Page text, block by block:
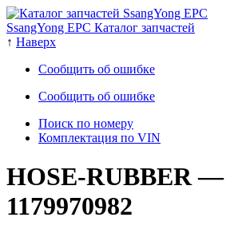
SsangYong EPC Каталог запчастей
↑ Наверх
Сообщить об ошибке
Сообщить об ошибке
Поиск по номеру
Комплектация по VIN
HOSE-RUBBER—
1179970982